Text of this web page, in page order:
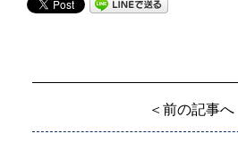
＜前の記事へ